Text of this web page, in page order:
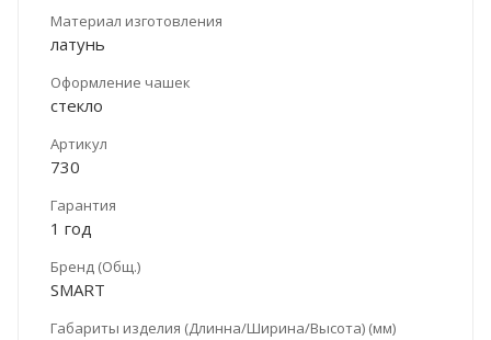
Материал изготовления
латунь
Оформление чашек
стекло
Артикул
730
Гарантия
1 год
Бренд (Общ.)
SMART
Габариты изделия (Длинна/Ширина/Высота) (мм)